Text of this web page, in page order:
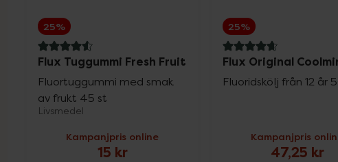
25%
4.6 av 5 i omdöme
Flux Tuggummi Fresh Fruit
Fluortuggummi med smak
av frukt 45 st
Livsmedel
Kampanjpris online
15 kr
25%
4.8 av 5 i omdöme
Flux Original
Fluoridskölj från 12 år
Kampanjpris
47,25 kr